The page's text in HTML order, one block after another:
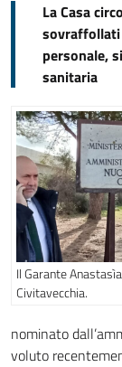
La Casa
sovraffollati
personale,
sanitaria
Il Garante
Civitavecchia.
nominato
voluto